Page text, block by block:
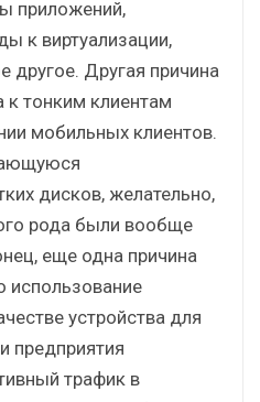
приложений,
к виртуализации,
другое. Другая причина
к тонким клиентам
мобильных клиентов.
дисков, желательно,
рода были вообще
еще одна причина
использование
устройства для
предприятия
трафик в